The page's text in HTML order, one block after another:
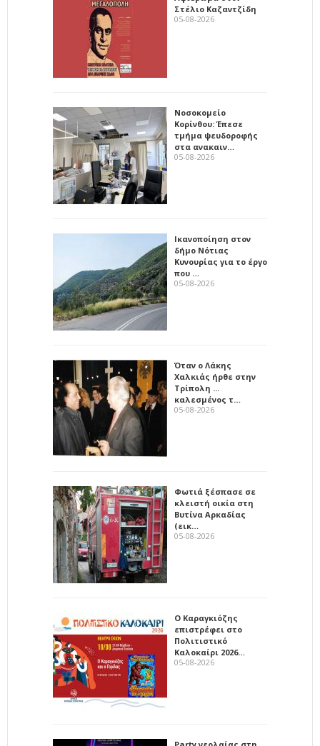
Στέλιο Καζαντζίδη
05-08-2026
Νοσοκομείο
Κορίνθου: Έπεσε
τμήμα ψευδοροφής
στα ανακαιν…
05-08-2026
Ικανοποίηση στον
δήμο Νότιας
Κυνουρίας για το έργο
που …
05-08-2026
Όταν ο Λάκης
Χαλκιάς ήρθε στην
Τρίπολη ...
καλεσμένος τ…
05-08-2026
Φωτιά ξέσπασε σε
κλειστή οικία στη
Βυτίνα Αρκαδίας
(εικ…
05-08-2026
Ο Καραγκιόζης
επιστρέφει στο
Πολιτιστικό
Καλοκαίρι 2026…
05-08-2026